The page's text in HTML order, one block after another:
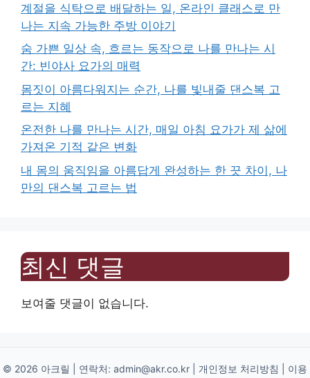
계절을 식탁으로 배달하는 일, 온라인 클래스로 만
나는 지속 가능한 주방 이야기
숨 가쁜 일상 속, 흐르는 동작으로 나를 만나는 시
간: 빈야사 요가의 매력
몸짓이 아름다워지는 순간, 나를 빛내줄 댄스복 고
르는 지혜
온전한 나를 만나는 시간, 매일 아침 요가가 제 삶에
가져온 기적 같은 변화
내 몸의 움직임을 아름답게 완성하는 한 끗 차이, 나
만의 댄스복 고르는 법
최신 댓글
보여줄 댓글이 없습니다.
© 2026 아크릴 | 연락처: admin@akr.co.kr 개인정보 처리방침
이용